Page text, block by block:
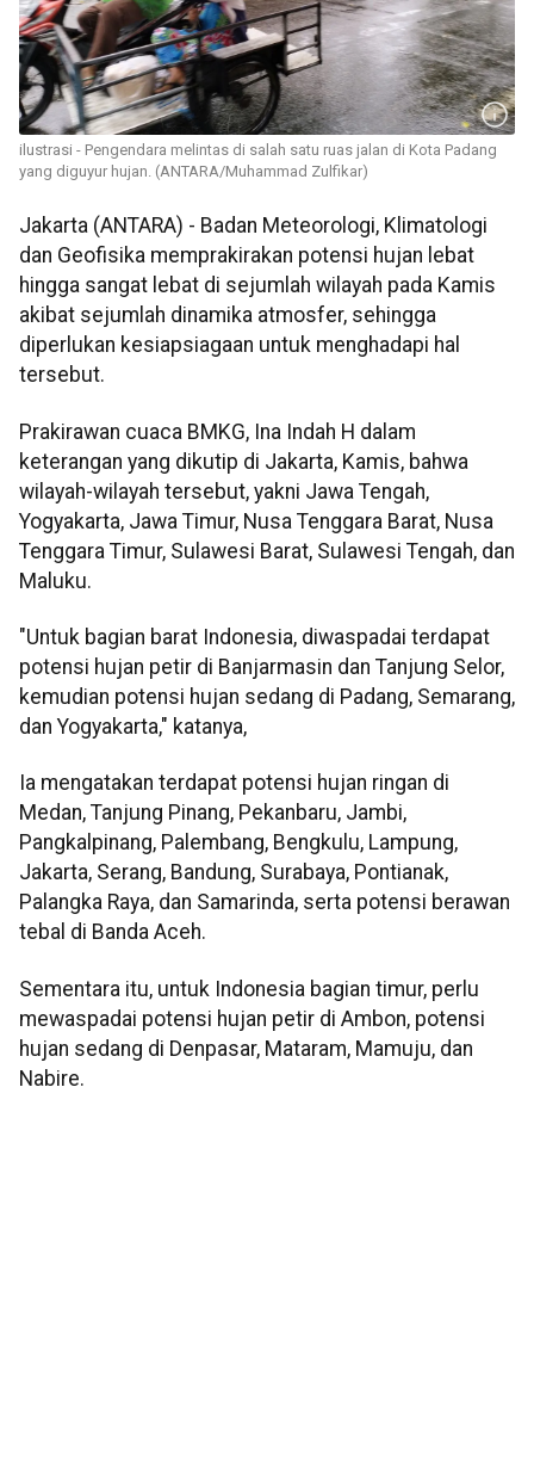
ilustrasi - Pengendara melintas di salah satu ruas jalan di Kota Padang
yang diguyur hujan. (ANTARA/Muhammad Zulfikar)
Jakarta (ANTARA) - Badan Meteorologi, Klimatologi
dan Geofisika memprakirakan potensi hujan lebat
hingga sangat lebat di sejumlah wilayah pada Kamis
akibat sejumlah dinamika atmosfer, sehingga
diperlukan kesiapsiagaan untuk menghadapi hal
tersebut.
Prakirawan cuaca BMKG, Ina Indah H dalam
keterangan yang dikutip di Jakarta, Kamis, bahwa
wilayah-wilayah tersebut, yakni Jawa Tengah,
Yogyakarta, Jawa Timur, Nusa Tenggara Barat, Nusa
Tenggara Timur, Sulawesi Barat, Sulawesi Tengah, dan
Maluku.
"Untuk bagian barat Indonesia, diwaspadai terdapat
potensi hujan petir di Banjarmasin dan Tanjung Selor,
kemudian potensi hujan sedang di Padang, Semarang,
dan Yogyakarta," katanya,
Ia mengatakan terdapat potensi hujan ringan di
Medan, Tanjung Pinang, Pekanbaru, Jambi,
Pangkalpinang, Palembang, Bengkulu, Lampung,
Jakarta, Serang, Bandung, Surabaya, Pontianak,
Palangka Raya, dan Samarinda, serta potensi berawan
tebal di Banda Aceh.
Sementara itu, untuk Indonesia bagian timur, perlu
mewaspadai potensi hujan petir di Ambon, potensi
hujan sedang di Denpasar, Mataram, Mamuju, dan
Nabire.